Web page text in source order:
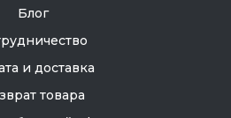
Блог
и доставка
товара